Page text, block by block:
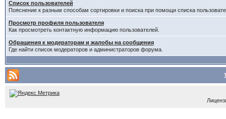
Список пользователей
Пояснение к разным способам сортировки и поиска при помощи списка
Просмотр профиля пользователя
Как просмотреть контактную информацию пользователей.
Обращения к модераторам и жалобы на сообщения
Где найти список модераторов и администраторов форума.